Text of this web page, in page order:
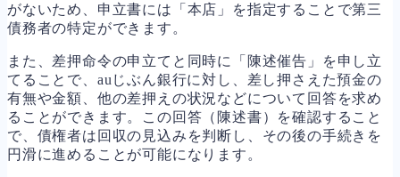
がないため、申立書には「本店」を指定することで第三
債務者の特定ができます。
また、差押命令の申立てと同時に「陳述催告」を申し立
てることで、auじぶん銀行に対し、差し押さえた預金の
有無や金額、他の差押えの状況などについて回答を求め
ることができます。この回答（陳述書）を確認すること
で、債権者は回収の見込みを判断し、その後の手続きを
円滑に進めることが可能になります。